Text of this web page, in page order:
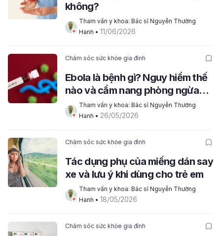
không?
Tham vấn y khoa: Bác sĩ Nguyễn Thường
Hanh • 11/06/2026
Chăm sóc sức khỏe gia đình
Ebola là bệnh gì? Nguy hiểm thế
nào và cẩm nang phòng ngừa
virus Ebola
Tham vấn y khoa: Bác sĩ Nguyễn Thường
Hanh • 26/05/2026
Chăm sóc sức khỏe gia đình
Tác dụng phụ của miếng dán say
xe và lưu ý khi dùng cho trẻ em
Tham vấn y khoa: Bác sĩ Nguyễn Thường
Hanh • 18/05/2026
Chăm sóc sức khỏe gia đình